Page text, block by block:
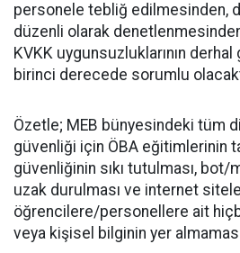
personele tebliğ edilmesinden,
düzenli olarak
KVKK uygunsuzluklarının
birinci derecede sorumlu
​Özetle; MEB bünyesindeki tüm
güvenliği için ÖBA eğitimlerinin
güvenliğinin sıkı tutulması, bot/
uzak durulması ve internet
öğrencilere/personellere ait
veya kişisel bilginin yer